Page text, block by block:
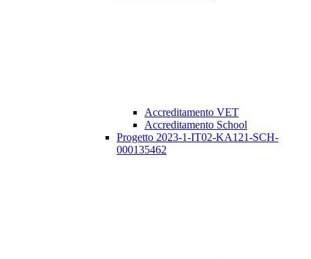
Accreditamento VET
Accreditamento School
Progetto 2023-1-IT02-KA121-SCH-
000135462